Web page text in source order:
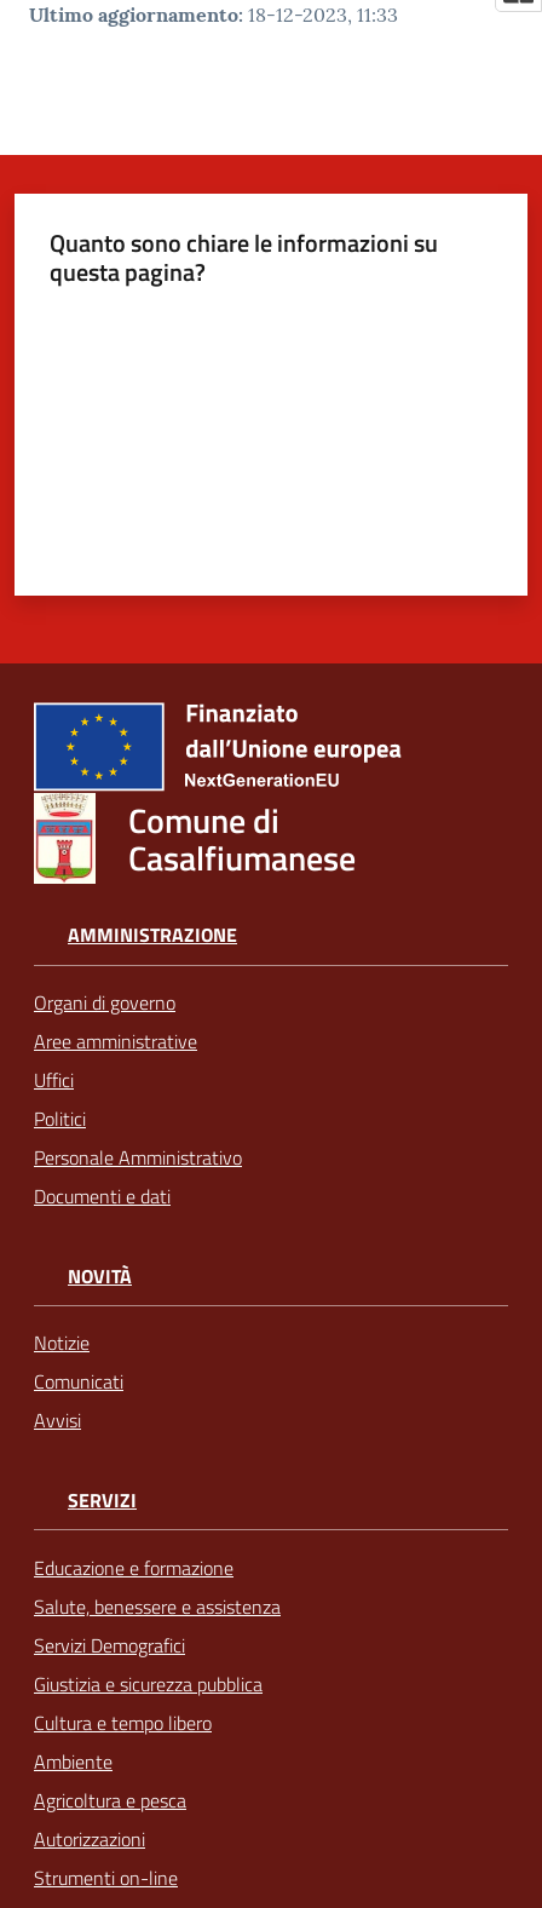
Ultimo aggiornamento: 18-12-2023, 11:33
Quanto sono chiare le informazioni su
questa pagina?
Comune di
Casalfiumanese
AMMINISTRAZIONE
Organi di governo
Aree amministrative
Uffici
Politici
Personale Amministrativo
Documenti e dati
NOVITÀ
Notizie
Comunicati
Avvisi
SERVIZI
Educazione e formazione
Salute, benessere e assistenza
Servizi Demografici
Giustizia e sicurezza pubblica
Cultura e tempo libero
Ambiente
Agricoltura e pesca
Autorizzazioni
Strumenti on-line